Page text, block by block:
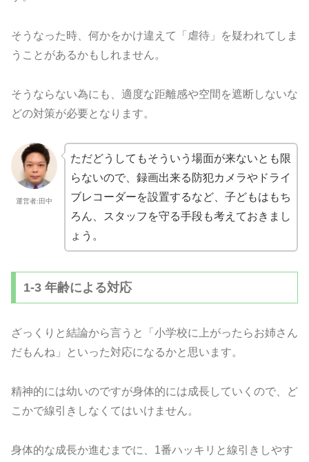
そうなった時、何かをかけ違えて「虐待」を疑われてしま
うことがあるかもしれません。
そうならない為にも、適度な距離感や空間を遮断しないな
どの対策が必要となります。
運営者:田中
ただどうしてもそういう場面が来ないとも限
らないので、録画出来る防犯カメラやドライ
ブレコーダーを設置するなど、子どもはもち
ろん、スタッフを守る手段も考えておきまし
ょう。
1-3 年齢による対応
ざっくりと結論から言うと「小学校に上がったらお姉さん
だもんね」といった対応になるかと思います。
精神的には幼いのですが身体的には成長していくので、ど
こかで線引きしなくてはいけません。
身体的な成長か進むまでに、1番ハッキリと線引きしやす